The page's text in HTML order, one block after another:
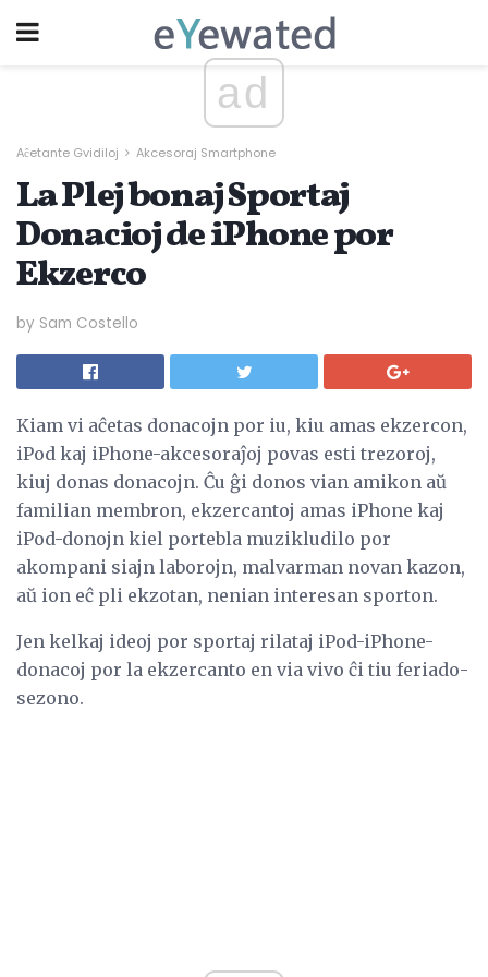
ad
Aĉetante Gvidiloj Akcesoraj Smartphone
La Plej bonaj Sportaj
Donacioj de iPhone por
Ekzerco
by Sam Costello
Kiam vi aĉetas donacojn por iu, kiu amas ekzercon,
iPod kaj iPhone-akcesoraĵoj povas esti trezoroj,
kiuj donas donacojn. Ĉu ĝi donos vian amikon aŭ
familian membron, ekzercantoj amas iPhone kaj
iPod-donojn kiel portebla muzikludilo por
akompani siajn laborojn, malvarman novan kazon,
aŭ ion eĉ pli ekzotan, nenian interesan sporton.
Jen kelkaj ideoj por sportaj rilataj iPod-iPhone-
donacoj por la ekzercanto en via vivo ĉi tiu feriado-
sezono.